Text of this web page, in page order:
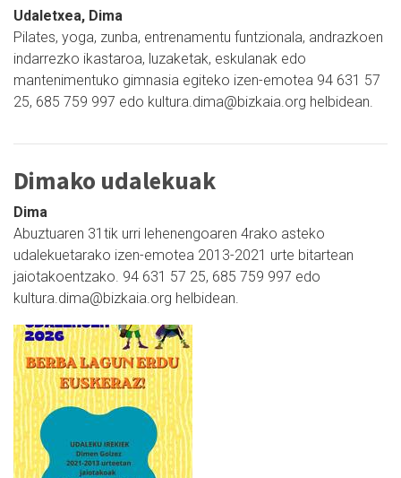
Udaletxea, Dima
Pilates, yoga, zunba, entrenamentu funtzionala, andrazkoen
indarrezko ikastaroa, luzaketak, eskulanak edo
mantenimentuko gimnasia egiteko izen-emotea 94 631 57
25, 685 759 997 edo kultura.dima@bizkaia.org helbidean.
Dimako udalekuak
Dima
Abuztuaren 31tik urri lehenengoaren 4rako asteko
udalekuetarako izen-emotea 2013-2021 urte bitartean
jaiotakoentzako. 94 631 57 25, 685 759 997 edo
kultura.dima@bizkaia.org helbidean.